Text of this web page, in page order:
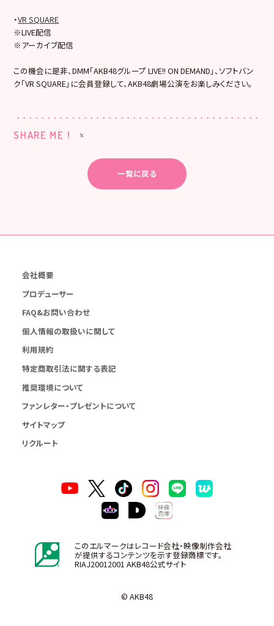
・VR SQUARE
※LIVE配信
※アーカイブ配信
この機会に是非、DMM「AKB48グループ LIVE!! ON DEMAND」、ソフトバン
ク「VR SQUARE」に会員登録して、AKB48劇場公演をお楽しみください。
SHARE ME !
一覧に戻る
会社概要
プロデューサー
FAQ&お問い合わせ
個人情報の取扱いに関して
利用規約
特定商取引法に関する表記
推奨環境について
ファンレター・プレゼントについて
サイトマップ
リクルート
このエルマークはレコード会社・映像制作会社
が提供するコンテンツを示す登録商標です。
RIAJ20012001 AKB48公式サイト
© AKB48